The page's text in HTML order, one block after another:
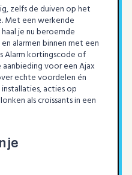
zelfs de duiven op het
Met een werkende
je nu beroemde
alarmen binnen met een
Alarm kortingscode of
voor een Ajax
echte voordelen én
acties op
als croissants in een
je